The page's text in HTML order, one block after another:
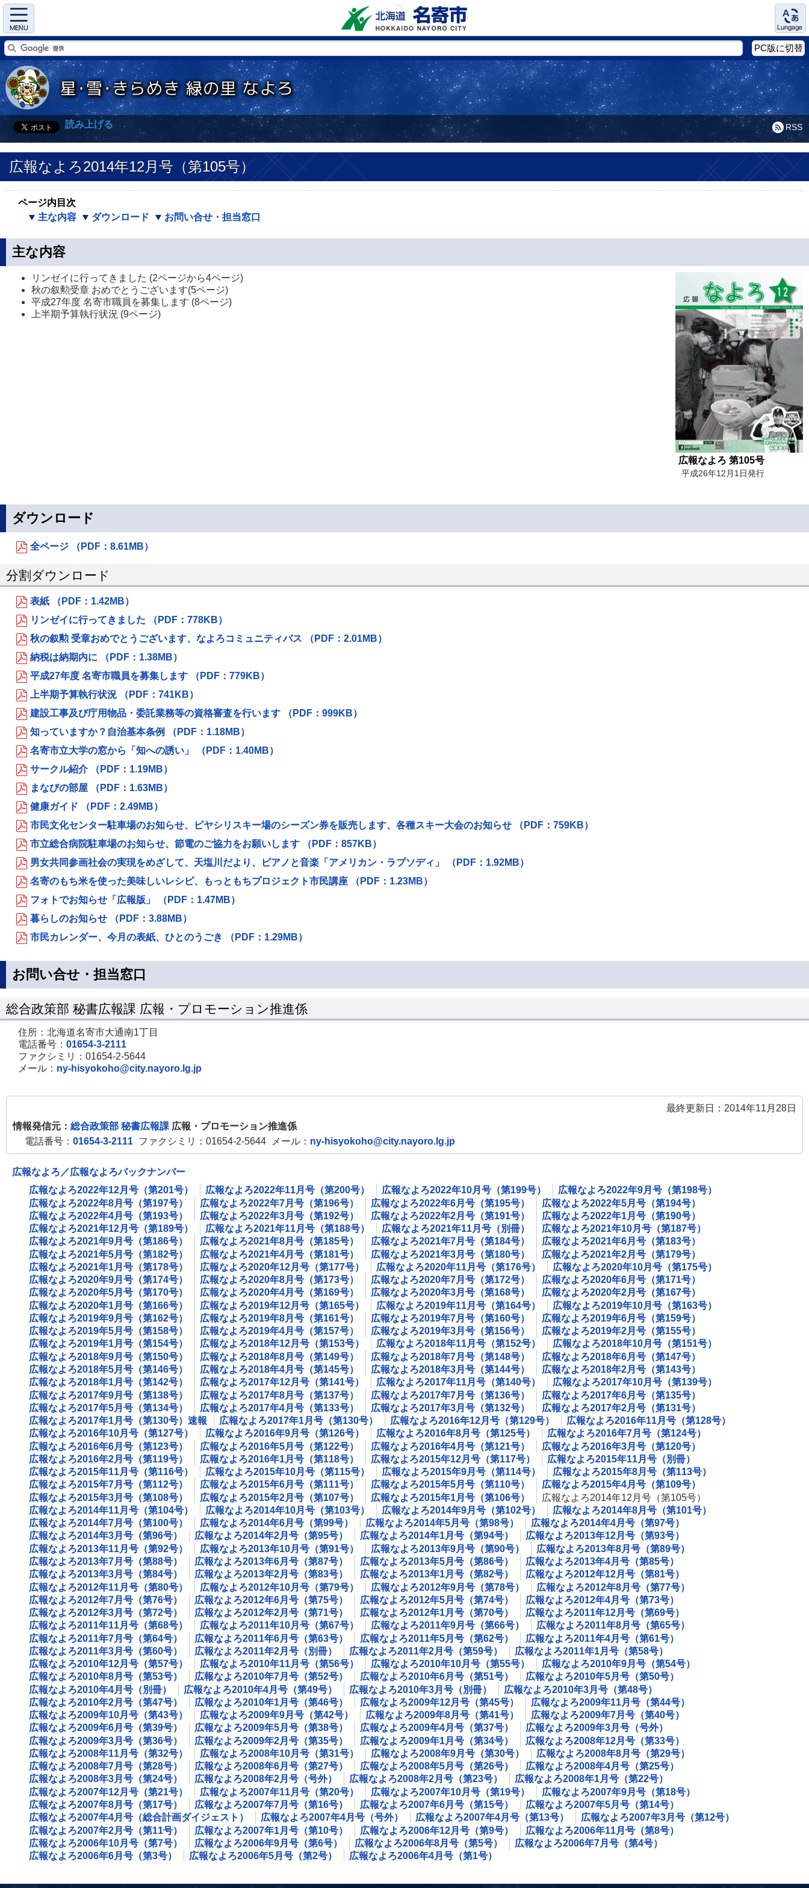
Menu Language
PC版に切替
RSS
読み上げる
広報なよろ2014年12月号（第105号）
ページ内目次
主な内容
ダウンロード お問い合せ・担当窓口
主な内容
広報なよろ 第105号
平成26年12月1日発行
リンゼイに行ってきました (2ページから4ページ)
秋の叙勲受章 おめでとうございます(5ページ)
平成27年度 名寄市職員を募集します (8ページ)
上半期予算執行状況 (9ページ)
ダウンロード
全ページ （PDF：8.61MB）
分割ダウンロード
表紙 （PDF：1.42MB）
リンゼイに行ってきました （PDF：778KB）
秋の叙勲 受章おめでとうございます、なよろコミュニティバス （PDF：2.01MB）
納税は納期内に （PDF：1.38MB）
平成27年度 名寄市職員を募集します （PDF：779KB）
上半期予算執行状況 （PDF：741KB）
建設工事及び庁用物品・委託業務等の資格審査を行います （PDF：999KB）
知っていますか？自治基本条例 （PDF：1.18MB）
名寄市立大学の窓から「知への誘い」 （PDF：1.40MB）
サークル紹介 （PDF：1.19MB）
まなびの部屋 （PDF：1.63MB）
健康ガイド （PDF：2.49MB）
市民文化センター駐車場のお知らせ、ピヤシリスキー場のシーズン券を販売します、各種スキー大会のお知らせ （PDF：759KB）
市立総合病院駐車場のお知らせ、節電のご協力をお願いします （PDF：857KB）
男女共同参画社会の実現をめざして、天塩川だより、ピアノと音楽「アメリカン・ラプソディ」 （PDF：1.92MB）
名寄のもち米を使った美味しいレシピ、もっともちプロジェクト市民講座 （PDF：1.23MB）
フォトでお知らせ「広報版」 （PDF：1.47MB）
暮らしのお知らせ （PDF：3.88MB）
市民カレンダー、今月の表紙、ひとのうごき （PDF：1.29MB）
お問い合せ・担当窓口
総合政策部 秘書広報課 広報・プロモーション推進係
住所：北海道名寄市大通南1丁目
電話番号： 01654-3-2111
ファクシミリ：01654-2-5644
メール： ny-hisyokoho@city.nayoro.lg.jp
最終更新日：2014年11月28日
情報発信元： 総合政策部 秘書広報課 広報・プロモーション推進係
電話番号： 01654-3-2111 ファクシミリ：01654-2-5644 メール： ny-hisyokoho@city.nayoro.lg.jp
広報なよろ／広報なよろバックナンバー
広報なよろ2022年12月号（第201号）
広報なよろ2022年11月号（第200号） 広報なよろ2022年10月号（第199号）
広報なよろ2022年9月号（第198号）
広報なよろ2022年8月号（第197号）
広報なよろ2022年7月号（第196号） 広報なよろ2022年6月号（第195号）
広報なよろ2022年5月号（第194号）
広報なよろ2022年4月号（第193号）
広報なよろ2022年3月号（第192号） 広報なよろ2022年2月号（第191号）
広報なよろ2022年1月号（第190号）
広報なよろ2021年12月号（第189号）
広報なよろ2021年11月号（第188号） 広報なよろ2021年11月号（別冊）
広報なよろ2021年10月号（第187号）
広報なよろ2021年9月号（第186号）
広報なよろ2021年8月号（第185号） 広報なよろ2021年7月号（第184号）
広報なよろ2021年6月号（第183号）
広報なよろ2021年5月号（第182号）
広報なよろ2021年4月号（第181号） 広報なよろ2021年3月号（第180号）
広報なよろ2021年2月号（第179号）
広報なよろ2021年1月号（第178号）
広報なよろ2020年12月号（第177号） 広報なよろ2020年11月号（第176号）
広報なよろ2020年10月号（第175号）
広報なよろ2020年9月号（第174号）
広報なよろ2020年8月号（第173号） 広報なよろ2020年7月号（第172号）
広報なよろ2020年6月号（第171号）
広報なよろ2020年5月号（第170号）
広報なよろ2020年4月号（第169号） 広報なよろ2020年3月号（第168号）
広報なよろ2020年2月号（第167号）
広報なよろ2020年1月号（第166号）
広報なよろ2019年12月号（第165号） 広報なよろ2019年11月号（第164号）
広報なよろ2019年10月号（第163号）
広報なよろ2019年9月号（第162号）
広報なよろ2019年8月号（第161号） 広報なよろ2019年7月号（第160号）
広報なよろ2019年6月号（第159号）
広報なよろ2019年5月号（第158号）
広報なよろ2019年4月号（第157号） 広報なよろ2019年3月号（第156号）
広報なよろ2019年2月号（第155号）
広報なよろ2019年1月号（第154号）
広報なよろ2018年12月号（第153号） 広報なよろ2018年11月号（第152号）
広報なよろ2018年10月号（第151号）
広報なよろ2018年9月号（第150号）
広報なよろ2018年8月号（第149号） 広報なよろ2018年7月号（第148号）
広報なよろ2018年6月号（第147号）
広報なよろ2018年5月号（第146号）
広報なよろ2018年4月号（第145号） 広報なよろ2018年3月号（第144号）
広報なよろ2018年2月号（第143号）
広報なよろ2018年1月号（第142号）
広報なよろ2017年12月号（第141号） 広報なよろ2017年11月号（第140号）
広報なよろ2017年10月号（第139号）
広報なよろ2017年9月号（第138号）
広報なよろ2017年8月号（第137号） 広報なよろ2017年7月号（第136号）
広報なよろ2017年6月号（第135号）
広報なよろ2017年5月号（第134号）
広報なよろ2017年4月号（第133号） 広報なよろ2017年3月号（第132号）
広報なよろ2017年2月号（第131号）
広報なよろ2017年1月号（第130号）速報
広報なよろ2017年1月号（第130号） 広報なよろ2016年12月号（第129号）
広報なよろ2016年11月号（第128号）
広報なよろ2016年10月号（第127号）
広報なよろ2016年9月号（第126号） 広報なよろ2016年8月号（第125号）
広報なよろ2016年7月号（第124号）
広報なよろ2016年6月号（第123号）
広報なよろ2016年5月号（第122号） 広報なよろ2016年4月号（第121号）
広報なよろ2016年3月号（第120号）
広報なよろ2016年2月号（第119号）
広報なよろ2016年1月号（第118号） 広報なよろ2015年12月号（第117号）
広報なよろ2015年11月号（別冊）
広報なよろ2015年11月号（第116号）
広報なよろ2015年10月号（第115号） 広報なよろ2015年9月号（第114号）
広報なよろ2015年8月号（第113号）
広報なよろ2015年7月号（第112号）
広報なよろ2015年6月号（第111号） 広報なよろ2015年5月号（第110号）
広報なよろ2015年4月号（第109号）
広報なよろ2015年3月号（第108号）
広報なよろ2015年2月号（第107号） 広報なよろ2015年1月号（第106号）
広報なよろ2014年12月号（第105号）
広報なよろ2014年11月号（第104号）
広報なよろ2014年10月号（第103号） 広報なよろ2014年9月号（第102号）
広報なよろ2014年8月号（第101号）
広報なよろ2014年7月号（第100号）
広報なよろ2014年6月号（第99号） 広報なよろ2014年5月号（第98号）
広報なよろ2014年4月号（第97号）
広報なよろ2014年3月号（第96号）
広報なよろ2014年2月号（第95号） 広報なよろ2014年1月号（第94号）
広報なよろ2013年12月号（第93号）
広報なよろ2013年11月号（第92号）
広報なよろ2013年10月号（第91号） 広報なよろ2013年9月号（第90号）
広報なよろ2013年8月号（第89号）
広報なよろ2013年7月号（第88号）
広報なよろ2013年6月号（第87号） 広報なよろ2013年5月号（第86号）
広報なよろ2013年4月号（第85号）
広報なよろ2013年3月号（第84号）
広報なよろ2013年2月号（第83号） 広報なよろ2013年1月号（第82号）
広報なよろ2012年12月号（第81号）
広報なよろ2012年11月号（第80号）
広報なよろ2012年10月号（第79号） 広報なよろ2012年9月号（第78号）
広報なよろ2012年8月号（第77号）
広報なよろ2012年7月号（第76号）
広報なよろ2012年6月号（第75号） 広報なよろ2012年5月号（第74号）
広報なよろ2012年4月号（第73号）
広報なよろ2012年3月号（第72号）
広報なよろ2012年2月号（第71号） 広報なよろ2012年1月号（第70号）
広報なよろ2011年12月号（第69号）
広報なよろ2011年11月号（第68号）
広報なよろ2011年10月号（第67号） 広報なよろ2011年9月号（第66号）
広報なよろ2011年8月号（第65号）
広報なよろ2011年7月号（第64号）
広報なよろ2011年6月号（第63号） 広報なよろ2011年5月号（第62号）
広報なよろ2011年4月号（第61号）
広報なよろ2011年3月号（第60号）
広報なよろ2011年2月号（別冊） 広報なよろ2011年2月号（第59号）
広報なよろ2011年1月号（第58号）
広報なよろ2010年12月号（第57号）
広報なよろ2010年11月号（第56号） 広報なよろ2010年10月号（第55号）
広報なよろ2010年9月号（第54号）
広報なよろ2010年8月号（第53号）
広報なよろ2010年7月号（第52号） 広報なよろ2010年6月号（第51号）
広報なよろ2010年5月号（第50号）
広報なよろ2010年4月号（別冊）
広報なよろ2010年4月号（第49号） 広報なよろ2010年3月号（別冊）
広報なよろ2010年3月号（第48号）
広報なよろ2010年2月号（第47号）
広報なよろ2010年1月号（第46号） 広報なよろ2009年12月号（第45号）
広報なよろ2009年11月号（第44号）
広報なよろ2009年10月号（第43号）
広報なよろ2009年9月号（第42号） 広報なよろ2009年8月号（第41号）
広報なよろ2009年7月号（第40号）
広報なよろ2009年6月号（第39号）
広報なよろ2009年5月号（第38号） 広報なよろ2009年4月号（第37号）
広報なよろ2009年3月号（号外）
広報なよろ2009年3月号（第36号）
広報なよろ2009年2月号（第35号） 広報なよろ2009年1月号（第34号）
広報なよろ2008年12月号（第33号）
広報なよろ2008年11月号（第32号）
広報なよろ2008年10月号（第31号） 広報なよろ2008年9月号（第30号）
広報なよろ2008年8月号（第29号）
広報なよろ2008年7月号（第28号）
広報なよろ2008年6月号（第27号） 広報なよろ2008年5月号（第26号）
広報なよろ2008年4月号（第25号）
広報なよろ2008年3月号（第24号）
広報なよろ2008年2月号（号外） 広報なよろ2008年2月号（第23号）
広報なよろ2008年1月号（第22号）
広報なよろ2007年12月号（第21号）
広報なよろ2007年11月号（第20号） 広報なよろ2007年10月号（第19号）
広報なよろ2007年9月号（第18号）
広報なよろ2007年8月号（第17号）
広報なよろ2007年7月号（第16号） 広報なよろ2007年6月号（第15号）
広報なよろ2007年5月号（第14号）
広報なよろ2007年4月号（総合計画ダイジェスト）
広報なよろ2007年4月号（号外） 広報なよろ2007年4月号（第13号）
広報なよろ2007年3月号（第12号）
広報なよろ2007年2月号（第11号）
広報なよろ2007年1月号（第10号） 広報なよろ2006年12月号（第9号）
広報なよろ2006年11月号（第8号）
広報なよろ2006年10月号（第7号）
広報なよろ2006年9月号（第6号） 広報なよろ2006年8月号（第5号）
広報なよろ2006年7月号（第4号）
広報なよろ2006年6月号（第3号）
広報なよろ2006年5月号（第2号） 広報なよろ2006年4月号（第1号）